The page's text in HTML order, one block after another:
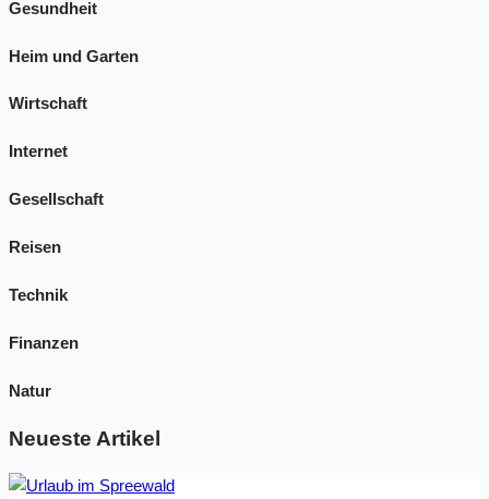
Gesundheit
Heim und Garten
Wirtschaft
Internet
Gesellschaft
Reisen
Technik
Finanzen
Natur
Neueste Artikel